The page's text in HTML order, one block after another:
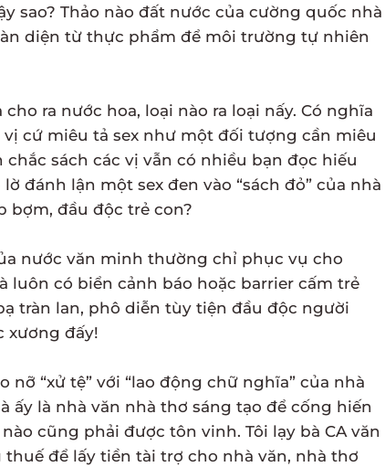
sao? Thảo nào đất nước của cường quốc nhà
diện từ thực phẩm để môi trường tự nhiên
cho ra nước hoa, loại nào ra loại nấy. Có nghĩa
cứ miêu tả sex như một đối tượng cần miêu
sách các vị vẫn có nhiều bạn đọc hiếu
đánh lận một sex đen vào “sách đỏ” của nhà
bợm, đầu độc trẻ con?
nước văn minh thường chỉ phục vụ cho
luôn có biển cảnh báo hoặc barrier cấm trẻ
tràn lan, phô diễn tùy tiện đầu độc người
xương đấy!
nỡ “xử tệ” với “lao động chữ nghĩa” của nhà
ấy là nhà văn nhà thơ sáng tạo để cống hiến
cũng phải được tôn vinh. Tôi lạy bà CA văn
thuế để lấy tiền tài trợ cho nhà văn, nhà thơ